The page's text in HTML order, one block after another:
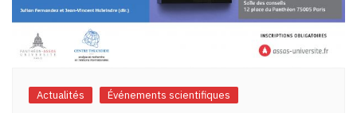
Actualités Événements scientifiques